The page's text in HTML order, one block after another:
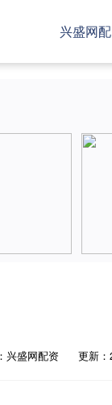
兴盛网
兴盛网配资 更新